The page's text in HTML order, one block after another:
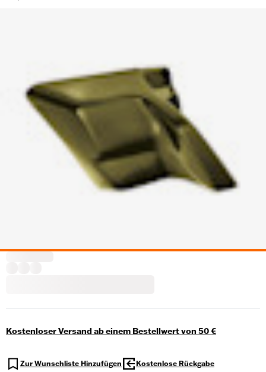
Kostenloser Versand ab einem Bestellwert von 50 €
Zur Wunschliste Hinzufügen Kostenlose Rückgabe